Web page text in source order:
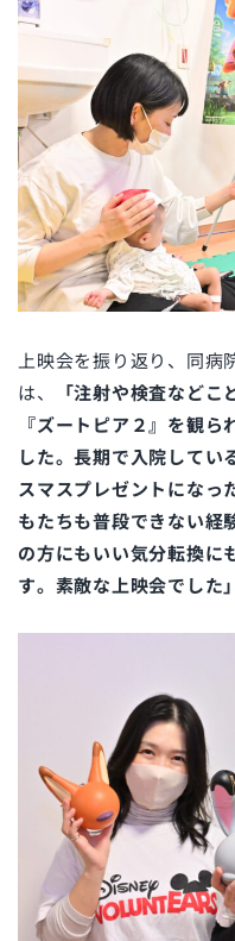
上映会を振り返り、同病
は、
「注射や検査などこ
『ズートピア２』を観
した。長期で入院してい
スマスプレゼントになっ
もたちも普段できない経
の方にもいい気分転換に
す。素敵な上映会でした」